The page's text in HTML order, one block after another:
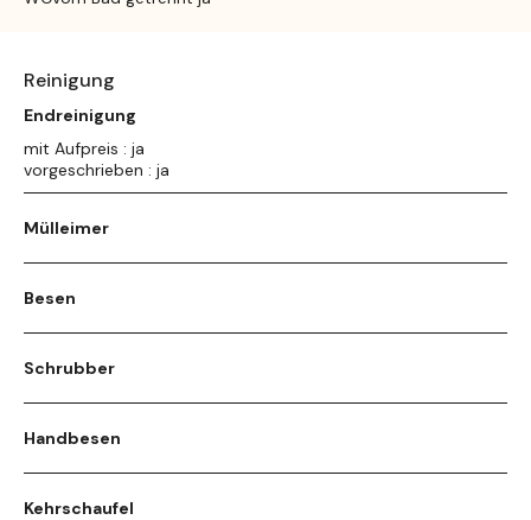
Reinigung
Endreinigung
mit Aufpreis : ja
vorgeschrieben : ja
Mülleimer
Besen
Schrubber
Handbesen
Kehrschaufel